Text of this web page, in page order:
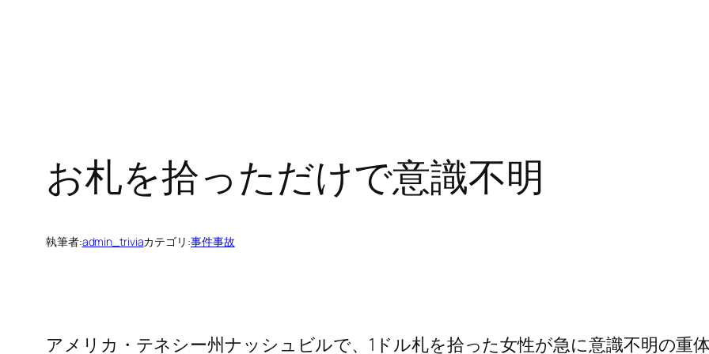
お札を拾っただけで意識不明
執筆者:admin_triviaカテゴリ:事件事故
アメリカ・テネシー州ナッシュビルで、1ドル札を拾った女性が急に意識不明の重